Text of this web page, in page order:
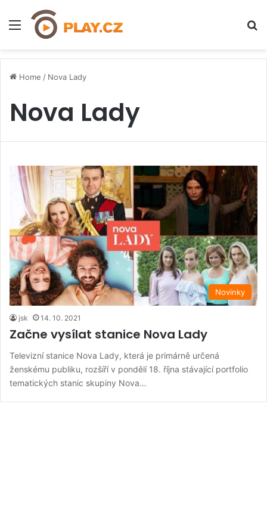
Menu
Home / Nova Lady
Nova Lady
Novinky
jsk 14. 10. 2021
Začne vysílat stanice Nova Lady
Televizní stanice Nova Lady, která je primárně určená
ženskému publiku, rozšíří v pondělí 18. října stávající portfolio
tematických stanic skupiny Nova…